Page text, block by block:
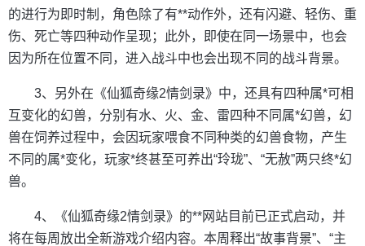
的进行为即时制，角色除了有**动作外，还有闪避、轻伤、重
伤、死亡等四种动作呈现；此外，即使在同一场景中，也会
因为所在位置不同，进入战斗中也会出现不同的战斗背景。
3、另外在《仙狐奇缘2情剑录》中，还具有四种属*可相
互变化的幻兽，分别有水、火、金、雷四种不同属*幻兽，幻
兽在饲养过程中，会因玩家喂食不同种类的幻兽食物，产生
不同的属*变化，玩家*终甚至可养出“玲珑”、“无赦”两只终*幻
兽。
4、《仙狐奇缘2情剑录》的**网站目前已正式启动，并
将在每周放出全新游戏介绍内容。本周释出“故事背景”、“主